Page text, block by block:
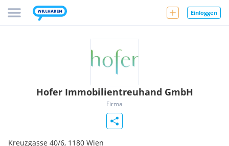
Einloggen
Hofer Immobilientreuhand GmbH
Firma
Kreuzgasse 40/6, 1180 Wien